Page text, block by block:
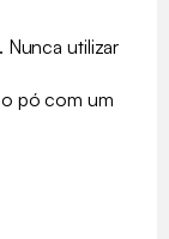
Nunca utilizar
o pó com um